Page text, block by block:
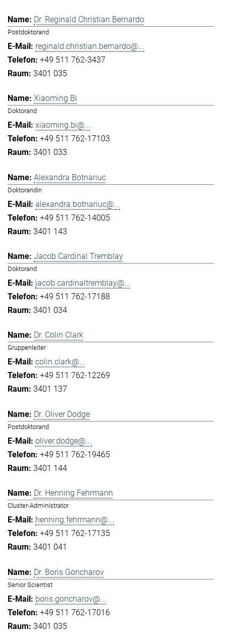
Dr. Reginald Christian Bernardo
Postdoktorand
reginald.christian.bernardo@...
+49 511 762-3437
3401 035
Xiaoming Bi
Doktorand
xiaoming.bi@...
+49 511 762-17103
3401 033
Alexandra Botnariuc
Doktorandin
alexandra.botnariuc@...
+49 511 762-14005
3401 143
Jacob Cardinal Tremblay
Doktorand
jacob.cardinaltremblay@...
+49 511 762-17188
3401 034
Dr. Colin Clark
Gruppenleiter
colin.clark@...
+49 511 762-12269
3401 137
Dr. Oliver Dodge
Postdoktorand
oliver.dodge@...
+49 511 762-19465
3401 144
Dr. Henning Fehrmann
Cluster-Administrator
henning.fehrmann@...
+49 511 762-17135
3401 041
Dr. Boris Goncharov
Senior Scientist
boris.goncharov@...
+49 511 762-17016
3401 035